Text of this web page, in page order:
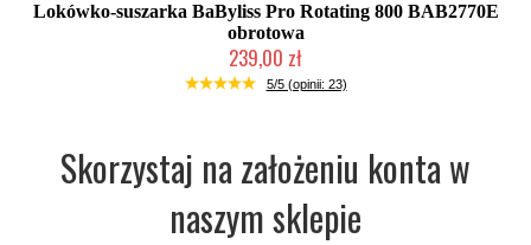
Lokówko-suszarka BaByliss Pro Rotating 800 BAB2770E
obrotowa
239,00 zł
Chwilowo niedostępny
5/5 (opinii: 23)
Skorzystaj na założeniu konta w
naszym sklepie